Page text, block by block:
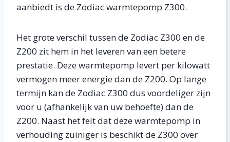
aanbiedt is de Zodiac warmtepomp Z300.
Het grote verschil tussen de Zodiac Z300 en de
Z200 zit hem in het leveren van een betere
prestatie. Deze warmtepomp levert per kilowatt
vermogen meer energie dan de Z200. Op lange
termijn kan de Zodiac Z300 dus voordeliger zijn
voor u (afhankelijk van uw behoefte) dan de
Z200. Naast het feit dat deze warmtepomp in
verhouding zuiniger is beschikt de Z300 over